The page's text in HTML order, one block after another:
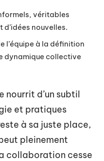
véritables
nouvelles.
l’équipe à la définition
dynamique collective
nourrit d’un subtil
et pratiques
à sa juste place,
pleinement
collaboration cesse